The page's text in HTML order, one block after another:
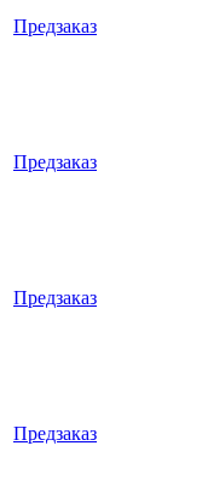
Предзаказ
Предзаказ
Предзаказ
Предзаказ